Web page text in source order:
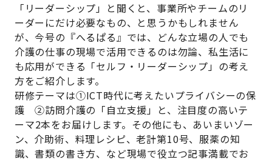
「リーダーシップ」と聞くと、事業所やチームのリ
ーダーにだけ必要なもの、と思うかもしれません
が、今号の『へるぱる』では、どんな立場の人でも
介護の仕事の現場で活用できるのは勿論、私生活に
も応用ができる「セルフ・リーダーシップ」の考え
方をご紹介します。
研修テーマは①ICT時代に考えたいプライバシーの保
護 ②訪問介護の「自立支援」と、注目度の高いテ
ーマ2本をお届けします。その他にも、あいまいゾー
ン、介助術、料理レシピ、老計第10号、服薬の知
識、書類の書き方、など現場で役立つ記事満載でお